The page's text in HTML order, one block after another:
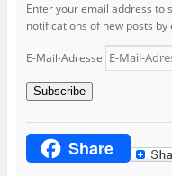
Enter your email address to
notifications of new posts by
E-Mail-Adresse
Subscribe
Share